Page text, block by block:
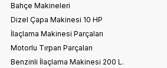
Bahçe Makineleri
Dizel Çapa Makinesi 10 HP
İlaçlama Makinesi Parçaları
Motorlu Tırpan Parçaları
Benzinli İlaçlama Makinesi 200 L.